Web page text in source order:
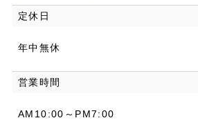
定休日
年中無休
営業時間
AM10:00～PM7:00